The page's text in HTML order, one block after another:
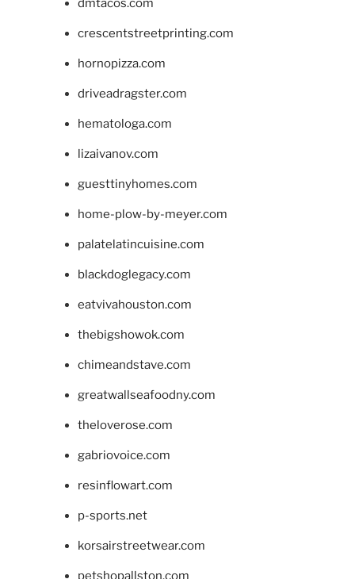
dmtacos.com
crescentstreetprinting.com
hornopizza.com
driveadragster.com
hematologa.com
lizaivanov.com
guesttinyhomes.com
home-plow-by-meyer.com
palatelatincuisine.com
blackdoglegacy.com
eatvivahouston.com
thebigshowok.com
chimeandstave.com
greatwallseafoodny.com
theloverose.com
gabriovoice.com
resinflowart.com
p-sports.net
korsairstreetwear.com
petshopallston.com